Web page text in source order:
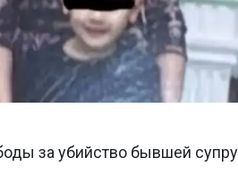
за убийство бывшей